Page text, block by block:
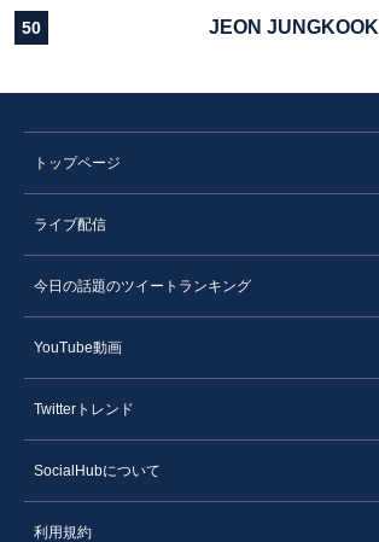
50 JEON JUNGKOOK
トップページ
ライブ配信
今日の話題のツイートランキング
YouTube動画
Twitterトレンド
SocialHubについて
利用規約